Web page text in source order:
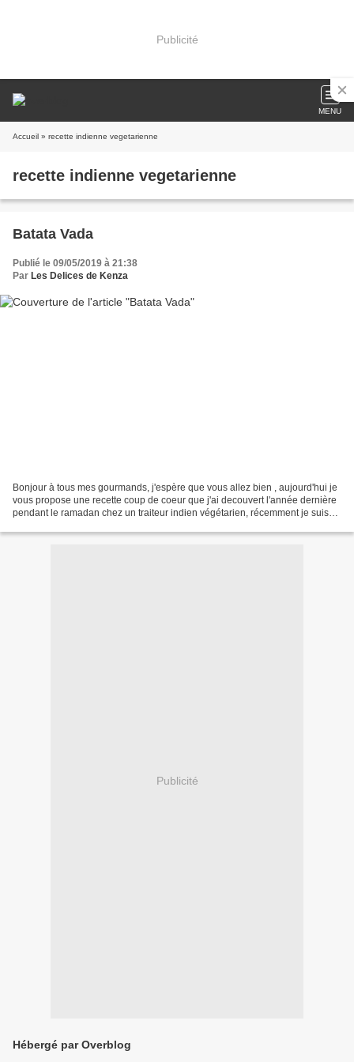
Publicité
MENU
Accueil » recette indienne vegetarienne
recette indienne vegetarienne
Batata Vada
Publié le 09/05/2019 à 21:38
Par Les Delices de Kenza
Bonjour à tous mes gourmands, j'espère que vous allez bien , aujourd'hui je
vous propose une recette coup de coeur que j'ai decouvert l'année dernière
pendant le ramadan chez un traiteur indien végétarien, récemment je suis
Publicité
Hébergé par Overblog